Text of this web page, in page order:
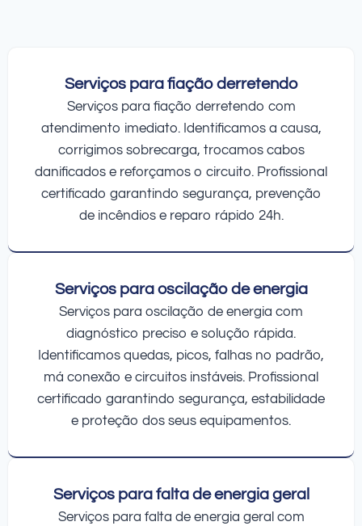
Serviços para fiação derretendo
Serviços para fiação derretendo com
atendimento imediato. Identificamos a causa,
corrigimos sobrecarga, trocamos cabos
danificados e reforçamos o circuito. Profissional
certificado garantindo segurança, prevenção
de incêndios e reparo rápido 24h.
Serviços para oscilação de energia
Serviços para oscilação de energia com
diagnóstico preciso e solução rápida.
Identificamos quedas, picos, falhas no padrão,
má conexão e circuitos instáveis. Profissional
certificado garantindo segurança, estabilidade
e proteção dos seus equipamentos.
Serviços para falta de energia geral
Serviços para falta de energia geral com